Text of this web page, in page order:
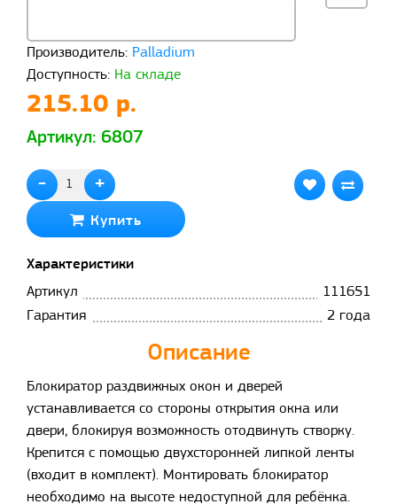
Производитель: Palladium
Доступность: На складе
215.10 р.
Артикул: 6807
- +
Купить
Характеристики
Артикул
111651
Гарантия
2 года
Описание
Блокиратор раздвижных окон и дверей
устанавливается со стороны открытия окна или
двери, блокируя возможность отодвинуть створку.
Крепится с помощью двухсторонней липкой ленты
(входит в комплект). Монтировать блокиратор
необходимо на высоте недоступной для ребёнка.